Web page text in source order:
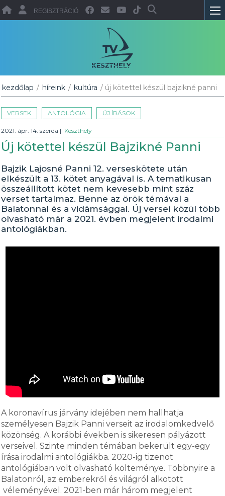
REGISZTRÁCIÓ
kezdőlap / híreink / kultúra / új kötettel készül bajzikné panni
VERSEK ANTOLÓGIA ÚJ ÍRÁSOK
2021. ápr. 14. szerda | Keszthely
Új kötettel készül Bajzikné Panni
Bajzik Lajosné Panni 12. verseskötete után
elkészült a 13. kötet anyagával is. A tematikusan
összeállított kötet nem kevesebb mint száz
verset tartalmaz. Benne az örök témával a
Balatonnal és a vidámsággal. Új versei közül több
olvasható már a 2021. évben megjelent irodalmi
antológiákban.
A koronavírus járvány idejében nem hallhatja
személyesen Bajzik Panni verseit az irodalomkedvelő
közönség. A korábbi években is sikeresen pályázott
verseivel. Szinte minden témában bekerült egy-egy
írása irodalmi antológiákba. 2020-ig tizenöt
antológiában volt olvasható költeménye. Többnyire a
Balatonról, az emberekről és világról alkotott
véleményével. 2021-ben már három megjelent